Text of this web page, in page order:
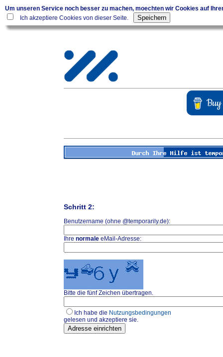
Um unseren Service noch besser zu machen, moechten wir Cookies auf
Ich akzeptiere Cookies von dieser Seite.
Schritt 2:
Benutzername (ohne @temporarily.de):
Ihre normale eMail-Adresse:
Bitte die fünf Zeichen übertragen.
Ich habe die Nutzungsbedingungen
gelesen und akzeptiere sie.